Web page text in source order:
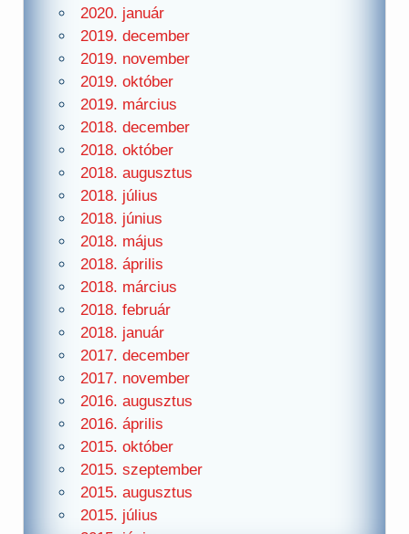
2020. január
2019. december
2019. november
2019. október
2019. március
2018. december
2018. október
2018. augusztus
2018. július
2018. június
2018. május
2018. április
2018. március
2018. február
2018. január
2017. december
2017. november
2016. augusztus
2016. április
2015. október
2015. szeptember
2015. augusztus
2015. július